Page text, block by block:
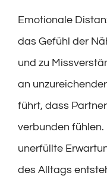
Emotionale
das Gefühl der
und zu
an
führt, dass
verbunden
unerfüllte
des Alltags